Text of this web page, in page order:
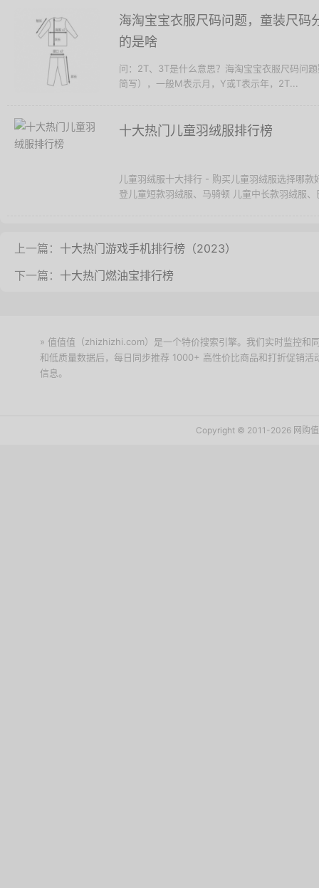
海淘宝宝衣服尺码问题，童装尺
的是啥
问：2T、3T是什么意思？海淘宝宝衣服尺码问
简写），一般M表示月，Y或T表示年，2T...
十大热门儿童羽绒服排行榜
儿童羽绒服十大排行 - 购买儿童羽绒服选择哪
登儿童短款羽绒服、马骑顿 儿童中长款羽绒服
上一篇： 十大热门游戏手机排行榜（2023）
下一篇： 十大热门燃油宝排行榜
» 值值值（zhizhizhi.com）是一个特价搜索引擎。我们实时监控和
和低质量数据后，每日同步推荐 1000+ 高性价比商品和打折促销
信息。
Copyright © 2011-2026 网购